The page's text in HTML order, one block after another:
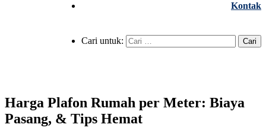
Kontak
Cari untuk:
Harga Plafon Rumah per Meter: Biaya
Pasang, & Tips Hemat